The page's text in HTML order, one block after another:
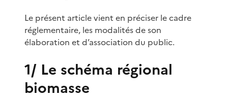
Le présent article vient en préciser le cadre
réglementaire, les modalités de son
élaboration et d’association du public.
1/ Le schéma régional
biomasse